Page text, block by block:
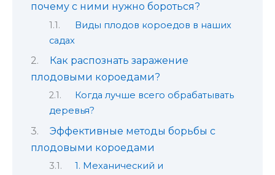
почему с ними нужно бороться?
Виды плодов короедов в наших
садах
Как распознать заражение
плодовыми короедами?
Когда лучше всего обрабатывать
деревья?
Эффективные методы борьбы с
плодовыми короедами
1. Механический и